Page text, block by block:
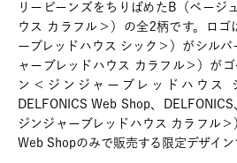
リービーンズをちりばめたB（ベージ
ウス カラフル＞）の全2柄です。ロゴ
ーブレッドハウス シック＞）がシル
ャーブレッドハウス カラフル＞）が
ン＜ジンジャーブレッドハウス
DELFONICS Web Shop、
ジンジャーブレッドハウス カラフル
Web Shopのみで販売する限定デザイン